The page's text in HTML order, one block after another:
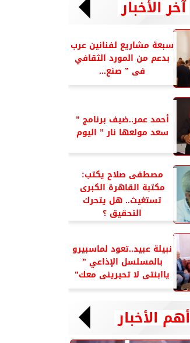
آخر الأخبار
سبعة مشاريع لفنانين عرب
بدعم من المورد الثقافي
فى ” صنع...
أحمد عمر..ضيف برنامج ”
سعد مولعها نار ” اليوم
مصطفى صلاح يكتب:
مكتبة القاهرة الكبرى
تستغيث.. هل يتحرك
التحقيق ؟
نبيلة عبيد..تعود لماسبيرو
بالمسلسل الإذاعي ”
ياابنتى لا تحيرينى معك”
أهم الأخبار